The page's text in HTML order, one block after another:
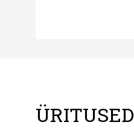
ÜRITUSED